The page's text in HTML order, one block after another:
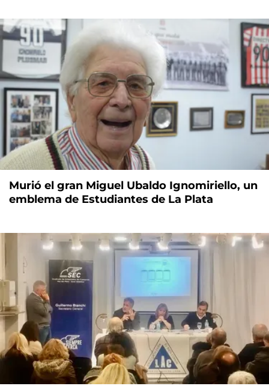
Murió el gran Miguel Ubaldo Ignomiriello, un
emblema de Estudiantes de La Plata